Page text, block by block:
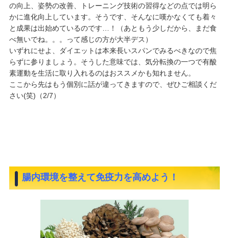
の向上、姿勢の改善、トレーニング技術の習得などの点では明ら
かに進化向上しています。そうです、そんなに嘆かなくても着々
と成果は出始めているのです…！（あともう少しだから、まだ食
べ無いでね。。。って感じの方が大半デス）
いずれにせよ、ダイエットは本来長いスパンでみるべきなので焦
らずに参りましょう。そうした意味では、気分転換の一つで有酸
素運動を生活に取り入れるのはおススメかも知れません。
ここから先はもう個別に話が違ってきますので、ぜひご相談くだ
さい(笑)（2/7）
腸内環境を整えて免疫力を高めよう！